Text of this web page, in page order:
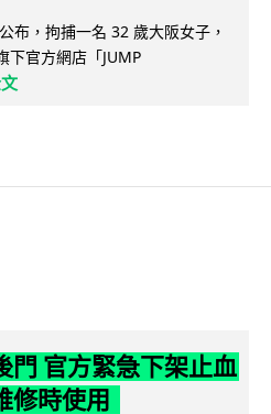
布，拘捕一名 32 歲大阪女子，
下官方網店「JUMP
門 官方緊急下架止血
修時使用